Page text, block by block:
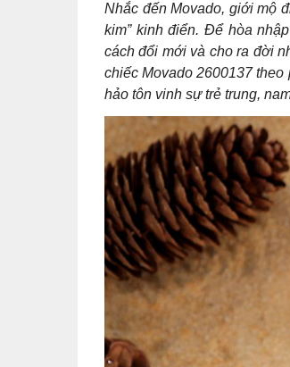
Nhắc đến Movado, giới mộ
kim” kinh điển. Để hòa
cách đổi mới và cho ra đời
chiếc Movado 2600137
hảo tôn vinh sự trẻ trung,